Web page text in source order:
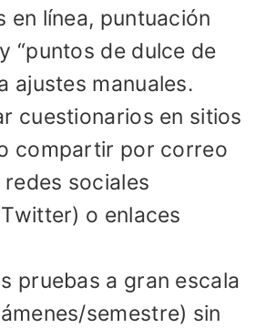
en línea, puntuación
“puntos de dulce de
ajustes manuales.
cuestionarios en sitios
compartir por correo
sociales
o enlaces
pruebas a gran escala
semestre) sin